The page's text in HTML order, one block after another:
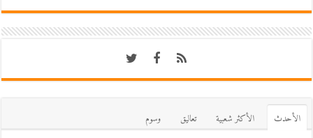
اﻷحدث اﻷكثر شعبية تعاليق
وسوم